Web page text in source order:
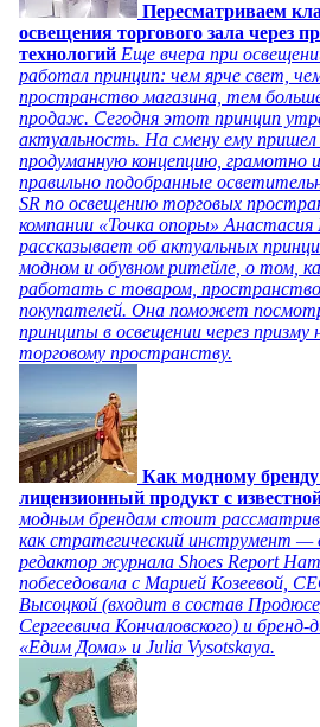
Пересматриваем
освещения торгового зала через
технологий Еще вчера при
работал принцип: чем ярче свет,
пространство магазина, тем
продаж. Сегодня этот принцип
актуальность. На смену ему
продуманную концепцию, грамотно
правильно подобранные
SR по освещению торговых
компании «Точка опоры»
рассказывает об актуальных
модном и обувном ритейле, о том,
работать с товаром,
покупателей. Она поможет
принципы в освещении через призму
торговому пространству.
Как модному
лицензионный продукт с
модным брендам стоит
как стратегический инструмент —
редактор журнала Shoes Report
побеседовала с Марией Козеевой,
Высоцкой (входит в состав
Сергеевича Кончаловского) и бренд-
«Едим Дома» и Julia Vysotskaya.